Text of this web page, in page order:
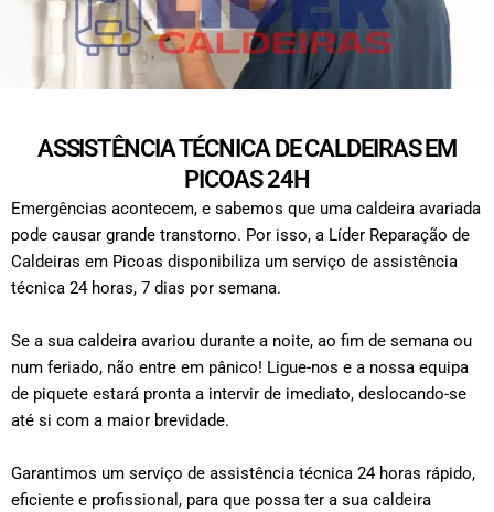
ASSISTÊNCIA TÉCNICA DE CALDEIRAS EM
PICOAS 24H
Emergências acontecem, e sabemos que uma caldeira avariada
pode causar grande transtorno. Por isso, a Líder Reparação de
Caldeiras em Picoas disponibiliza um serviço de assistência
técnica 24 horas, 7 dias por semana.
Se a sua caldeira avariou durante a noite, ao fim de semana ou
num feriado, não entre em pânico! Ligue-nos e a nossa equipa
de piquete estará pronta a intervir de imediato, deslocando-se
até si com a maior brevidade.
Garantimos um serviço de assistência técnica 24 horas rápido,
eficiente e profissional, para que possa ter a sua caldeira